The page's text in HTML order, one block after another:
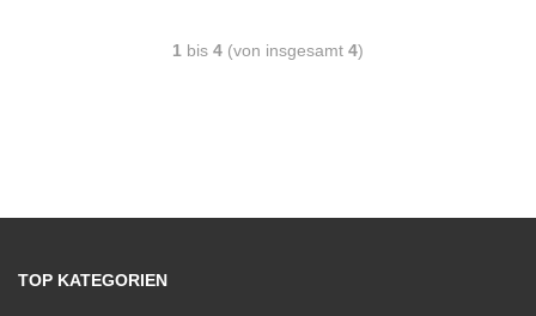
1 bis 4 (von insgesamt 4)
TOP KATEGORIEN